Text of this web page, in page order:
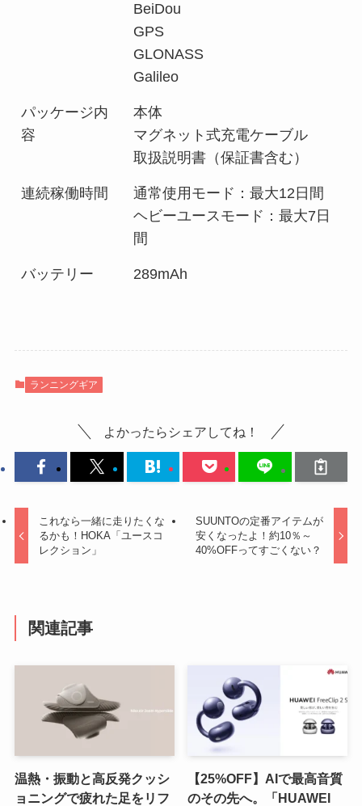
BeiDou
GPS
GLONASS
Galileo
パッケージ内
容
本体
マグネット式充電ケーブル
取扱説明書（保証書含む）
連続稼働時間
通常使用モード：最大12日間
ヘビーユースモード：最大7日
間
バッテリー 289mAh
ランニングギア
よかったらシェアしてね！
これなら一緒に走りたくな
るかも！HOKA「ユースコ
レクション」
SUUNTOの定番アイテムが
安くなったよ！約10％～
40%OFFってすごくない？
関連記事
温熱・振動と高反発クッシ
ョニングで疲れた足をリフ
【25%OFF】AIで最高音質
のその先へ。「HUAWEI